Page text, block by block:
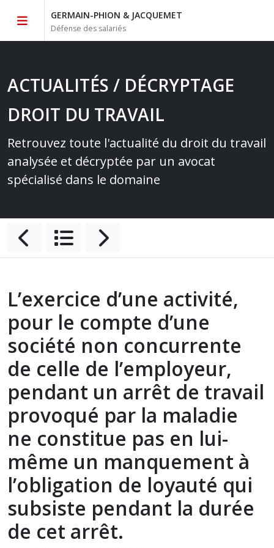
GERMAIN-PHION & JACQUEMET
Défense des salariés
ACTUALITÉS / DÉCRYPTAGE
DROIT DU TRAVAIL
Retrouvez toute l'actualité du droit du travail
analysée et décryptée par un avocat
spécialisé dans le domaine
L’exercice d’une activité,
pour le compte d’une
société non concurrente
de celle de l’employeur,
pendant un arrêt de travail
provoqué par la maladie
ne constitue pas en lui-
même un manquement à
l’obligation de loyauté qui
subsiste pendant la durée
de cet arrêt.